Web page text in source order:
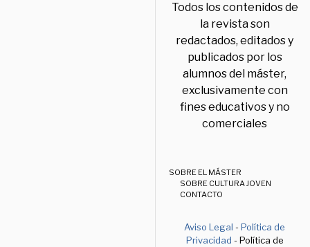
Todos los contenidos de
la revista son
redactados, editados y
publicados por los
alumnos del máster,
exclusivamente con
fines educativos y no
comerciales
SOBRE EL MÁSTER
SOBRE CULTURA JOVEN
CONTACTO
Aviso Legal -Política de
Privacidad - Política de